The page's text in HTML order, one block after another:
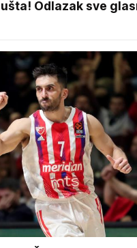
Odlazak sve